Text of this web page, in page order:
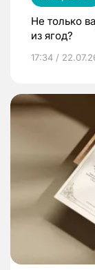
Не только
из ягод?
17:34 /